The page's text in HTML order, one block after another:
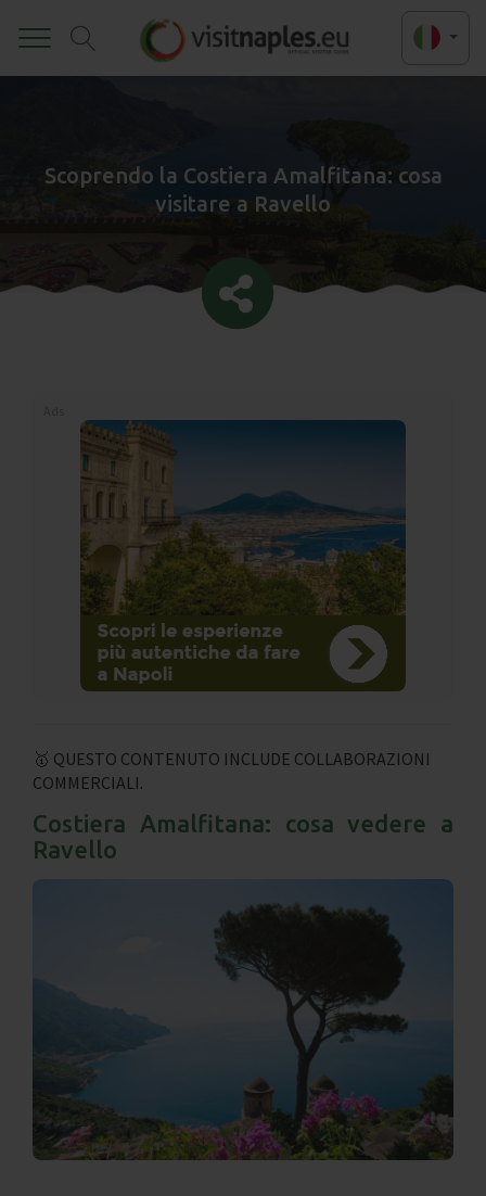
Scoprendo la Costiera Amalfitana: cosa
visitare a Ravello
🥇 QUESTO CONTENUTO INCLUDE COLLABORAZIONI
COMMERCIALI.
Costiera Amalfitana: cosa vedere a
Ravello